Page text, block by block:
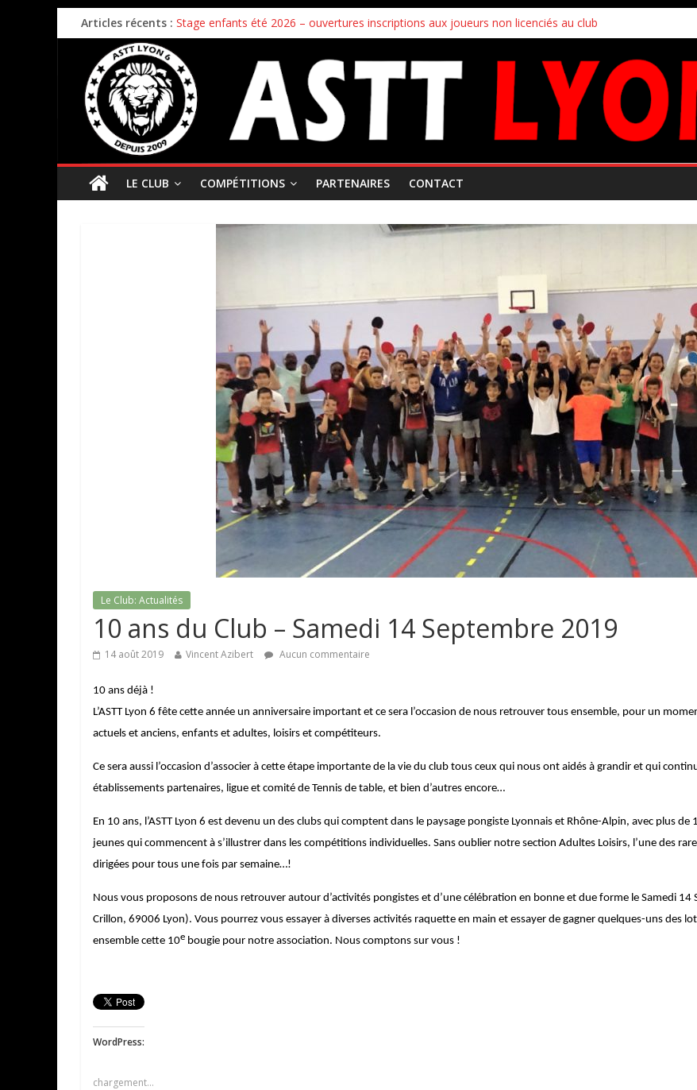
Articles récents : Stage enfants été 2026 – ouvertures inscriptions aux joueurs non licenciés au club
Championnat par équipes – 21/22 Mars 2026
Bilan de la première phase des championnats par équipes
Bilan de fin de saison pour nos équipes
Inscriptions 2026/2027 – c’est parti !
LE CLUB COMPÉTITIONS PARTENAIRES CONTACT
Le Club: Actualités
10 ans du Club – Samedi 14 Septembre 2019
14 août 2019 Vincent Azibert Aucun commentaire
10 ans déjà !
L’ASTT Lyon 6 fête cette année un anniversaire important et ce sera l’occasion de nous retrouver tous ensemble, pour un
actuels et anciens, enfants et adultes, loisirs et compétiteurs.
Ce sera aussi l’occasion d’associer à cette étape importante de la vie du club tous ceux qui nous ont aidés à grandir et qui
établissements partenaires, ligue et comité de Tennis de table, et bien d’autres encore…
En 10 ans, l’ASTT Lyon 6 est devenu un des clubs qui comptent dans le paysage pongiste Lyonnais et Rhône-Alpin, avec plus
jeunes qui commencent à s’illustrer dans les compétitions individuelles. Sans oublier notre section Adultes Loisirs, l’une des
dirigées pour tous une fois par semaine…!
Nous vous proposons de nous retrouver autour d’activités pongistes et d’une célébration en bonne et due forme le Samedi
Crillon, 69006 Lyon). Vous pourrez vous essayer à diverses activités raquette en main et essayer de gagner quelques-uns des
ensemble cette 10e bougie pour notre association. Nous comptons sur vous !
WordPress:
chargement…